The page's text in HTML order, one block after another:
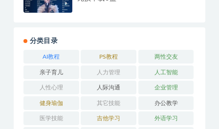
分类目录
AI教程 PS教程 两性交友
亲子育儿 人力管理 人工智能
人性心理 人际沟通 企业管理
健身瑜伽 其它技能 办公教学
医学技能 吉他学习 外语学习